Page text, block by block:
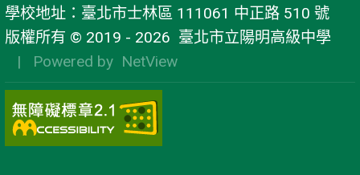
學校地址：臺北市士林區 111061 中正路 510 號
版權所有 © 2019 - 2026 臺北市立陽明高級中學
| Powered by NetView